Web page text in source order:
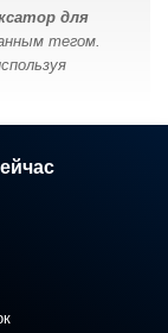
для
тегом.